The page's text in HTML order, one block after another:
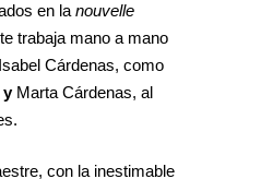
en lanouvelle
trabaja mano a mano
Cárdenas, como
y Marta Cárdenas, al
con la inestimable